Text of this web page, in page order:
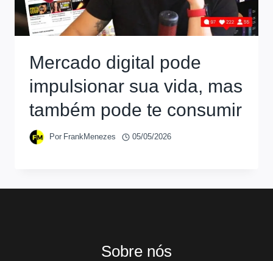
Mercado digital pode
impulsionar sua vida, mas
também pode te consumir
Por FrankMenezes 05/05/2026
Sobre nós